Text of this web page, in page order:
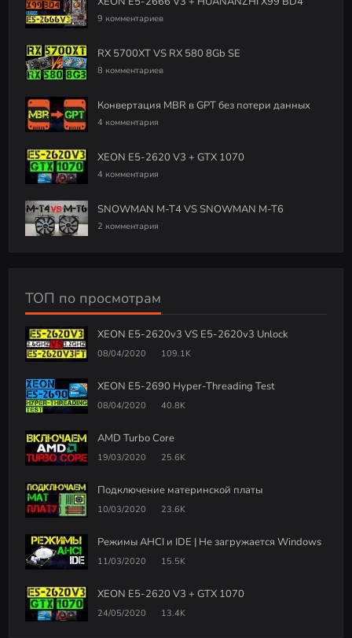
9 комментариев
RX 5700XT VS RX 580 8Gb SE
8 комментариев
Конвертация MBR в GPT без потери данных
4 комментария
XEON E5-2620 V3 + GTX 1070
4 комментария
SNOWMAN M-T4 VS SNOWMAN M-T6
2 комментария
ТОП по просмотрам
XEON E5-2620v3 VS E5-2620v3 Unlock
08/04/2020 109.1K
XEON E5-2690 Hyper-Threading Test
08/04/2020 40.8K
AMD Turbo Core
19/03/2020 25.6K
Подключение материнской платы
10/03/2020 23.6K
Режимы AHCI и IDE | Не загружается Windows
11/03/2020 15.5K
XEON E5-2620 V3 + GTX 1070
24/05/2020 13.4K